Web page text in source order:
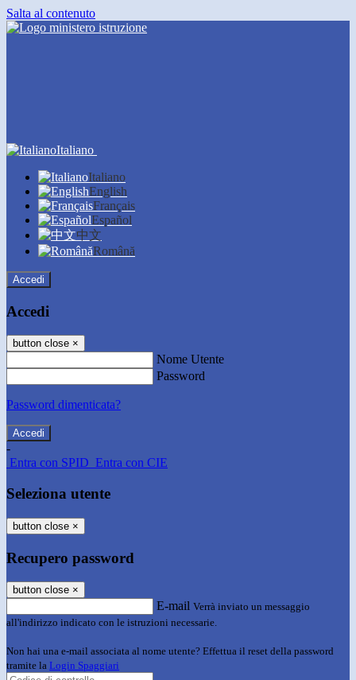
Salta al contenuto
Italiano
Italiano
English
Français
Español
中文
Română
Accedi
Accedi
button close ×
Nome Utente
Password
Password dimenticata?
-
Entra con SPID Entra con CIE
Seleziona utente
button close ×
Recupero password
button close ×
E-mail Verrà inviato un messaggio
all'indirizzo indicato con le istruzioni necessarie.
Non hai una e-mail associata al nome utente? Effettua il reset della password
tramite la Login Spaggiari